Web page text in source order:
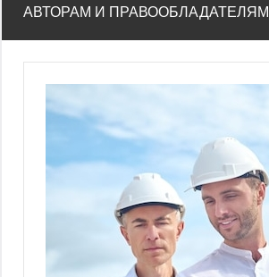
АВТОРАМ И ПРАВООБЛАДАТЕЛЯМ